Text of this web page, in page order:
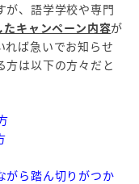
が、語学学校や専門
キャンペーン内容が
れば急いでお知らせ
方は以下の方々だと
がら踏ん切りがつか